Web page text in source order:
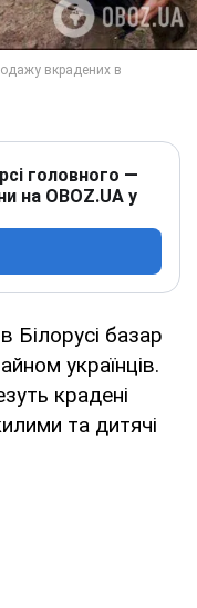
головного —
на OBOZ.UA у
Білорусі базар
українців.
крадені
та дитячі